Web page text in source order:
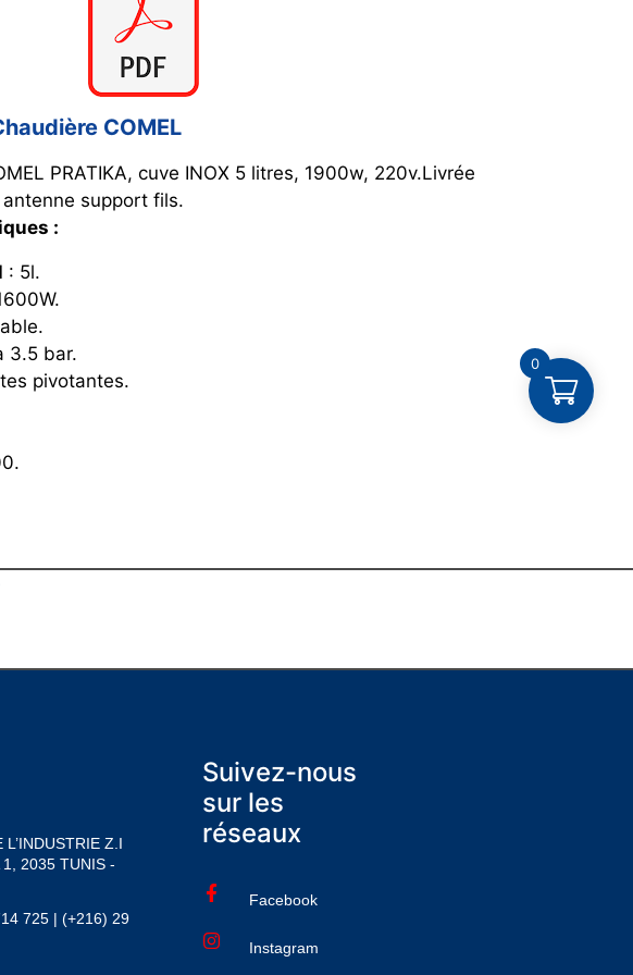
COMEL
PRATIKA, cuve INOX 5 litres, 1900w, 220v.Livrée
support fils.
:
: 5l.
3.5 bar.
pivotantes.
L’INDUSTRIE Z.I
1, 2035 TUNIS -
725 | (+216) 29
Suivez-nous
sur les
réseaux
Facebook
Instagram
0